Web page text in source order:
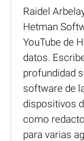
Raidel
Hetman
YouTube de
datos.
profundidad
software de
dispositivos
como
para varias